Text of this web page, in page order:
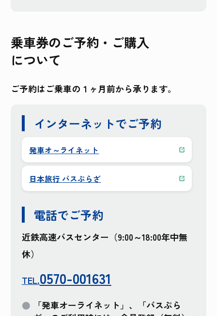
乗車券のご予約・ご購入
について
ご予約はご乗車の１ヶ月前から承ります。
インターネットでご予約
発車オ～ライネット
日本旅行 バスぷらざ
電話でご予約
近鉄高速バスセンター（9:00～18:00年中無
休）
TEL.0570-001631
「発車オーライネット」、「バスぷら